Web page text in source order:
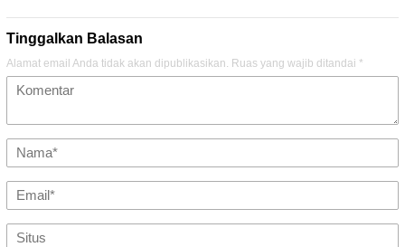
Tinggalkan Balasan
Alamat email Anda tidak akan dipublikasikan. Ruas yang wajib ditandai *